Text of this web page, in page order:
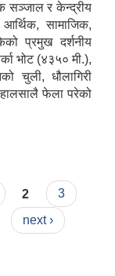
सञ्जाल र केन्द्रीय
सामाजिक,
प्रमुख दर्शनीय
भोट (४३५० मी.),
चुली, धौलागिरी
हालसालै फेला परेको
2
3
next ›